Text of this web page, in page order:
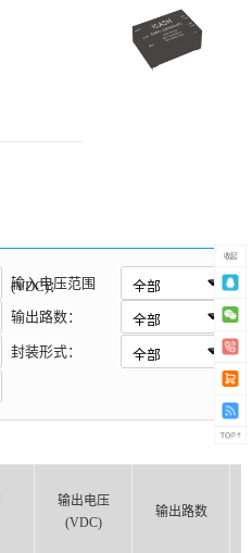
输入电压范围
(VDC)：
输出路数：
封装形式：
输出电压
(VDC)
输出路数
收起